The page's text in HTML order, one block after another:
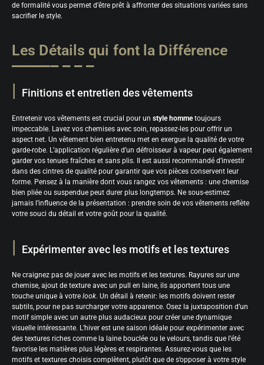
de formalité vous permet d’être prêt à affronter des situations variées sans
sacrifier le style.
Les Détails qui font la Différence
Finitions et entretien des vêtements
Entretenir vos vêtements est crucial pour un style hommetoujours
impeccable. Lavez vos chemises avec soin, repassez-les pour offrir un
aspect net. Un vêtement bien entretenu met en exergue la qualité de votre
garde-robe. L’application régulière d’un défroisseur à vapeur peut également
garder vos tenues fraîches et sans plis. Il est aussi recommandé d’investir
dans des cintres de qualité pour garantir que vos pièces conservent leur
forme. Pensez à la manière dont vous rangez vos vêtements : une chemise
bien pliée ou suspendue peut durer plus longtemps. Ne sous-estimez
jamais l’influence de la présentation : prendre soin de vos vêtements reflète
votre souci du détail et votre goût pour la qualité.
Expérimenter avec les motifs et les textures
Ne craignez pas de jouer avec les motifs et les textures. Rayures sur une
chemise, ajout de texture avec un pull en laine, ils apportent tous une
touche unique à votre look. Un détail à retenir: les motifs doivent rester
subtils, pour ne pas surcharger votre apparence. Osez la juxtaposition d’un
motif simple avec un autre plus audacieux pour créer une dynamique
visuelle intéressante. L’hiver est une saison idéale pour expérimenter avec
des textures riches comme la laine bouclée ou le velours, tandis que l’été
favorise les matières plus légères et respirantes. Assurez-vous que les
motifs et textures choisis complètent, plutôt que de s’opposer à votre style